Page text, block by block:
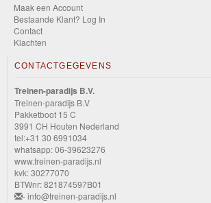
Maak een Account
Bestaande Klant? Log In
Contact
Klachten
CONTACTGEGEVENS
Treinen-paradijs B.V.
Treinen-paradijs B.V
Pakketboot 15 C
3991 CH Houten Nederland
tel:+31 30 6991034
whatsapp: 06-39623276
www.treinen-paradijs.nl
kvk: 30277070
BTWnr: 821874597B01
- info@treinen-paradijs.nl